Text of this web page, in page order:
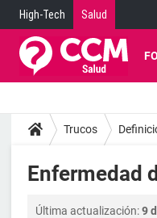
High-Tech Salud
Trucos
Enfermedad
Última actualización:9